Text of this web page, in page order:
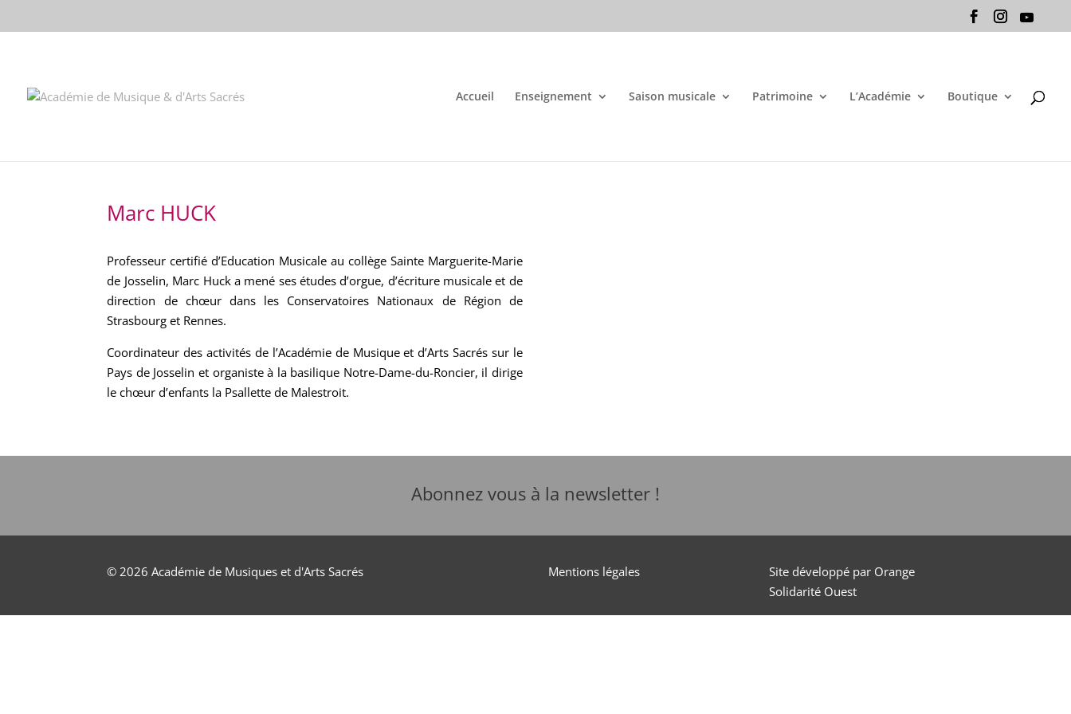
Accueil Enseignement Saison musicale Patrimoine L’Académie Boutique
Marc HUCK
Professeur certifié d’Education Musicale au collège Sainte Marguerite-Marie
de Josselin, Marc Huck a mené ses études d’orgue, d’écriture musicale et de
direction de chœur dans les Conservatoires Nationaux de Région de
Strasbourg et Rennes.
Coordinateur des activités de l’Académie de Musique et d’Arts Sacrés sur le
Pays de Josselin et organiste à la basilique Notre-Dame-du-Roncier, il dirige
le chœur d’enfants la Psallette de Malestroit.
Abonnez vous à la newsletter !
© 2026 Académie de Musiques et d'Arts Sacrés Mentions légales
Site développé par Orange
Solidarité Ouest